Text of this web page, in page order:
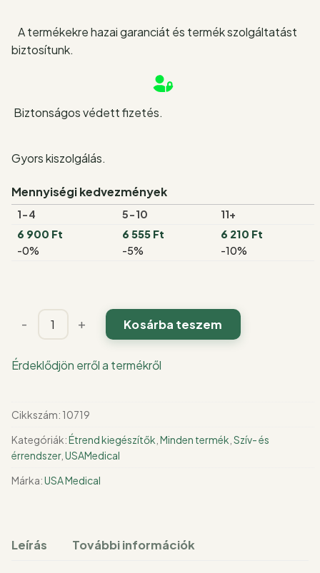
A termékekre hazai garanciát és termék szolgáltatást
biztosítunk.
Biztonságos védett fizetés.
Gyors kiszolgálás.
Mennyiségi kedvezmények
1-4 5-10
11+
6 900 Ft
-0%
6 555 Ft
-5%
6 210 Ft
-10%
GOLDEN®
halolaj
db
mennyiség
- + Kosárba teszem
Érdeklődjön erről a termékről
Cikkszám: 10719
Kategóriák:Étrend kiegészítők Minden termék Szív- és
érrendszer, USAMedical
Márka:USA Medical
Leírás További információk